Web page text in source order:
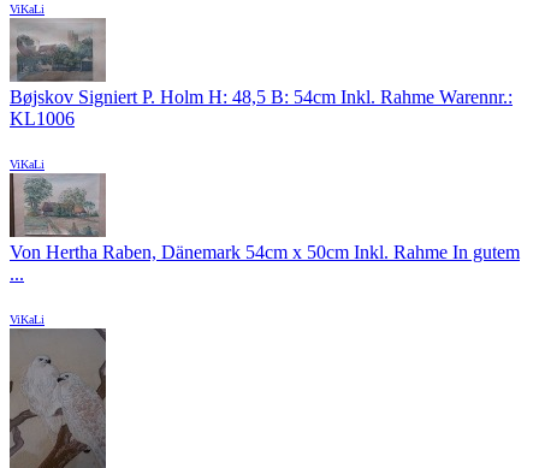
ViKaLi
Bøjskov Signiert P. Holm H: 48,5 B: 54cm Inkl. Rahme Warennr.:
KL1006
ViKaLi
Von Hertha Raben, Dänemark 54cm x 50cm Inkl. Rahme In gutem
...
ViKaLi